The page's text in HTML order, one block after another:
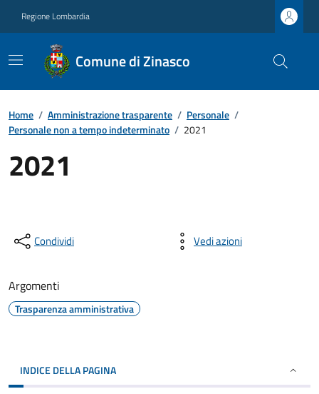
Regione Lombardia
Comune di Zinasco
Home / Amministrazione trasparente / Personale /
Personale non a tempo indeterminato / 2021
2021
Condividi Vedi azioni
Argomenti
Trasparenza amministrativa
INDICE DELLA PAGINA